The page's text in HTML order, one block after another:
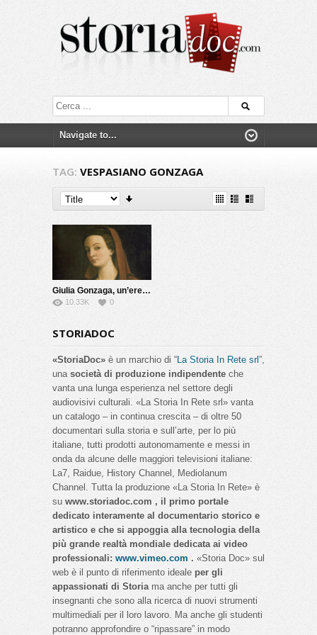
TAG: VESPASIANO GONZAGA
Giulia Gonzaga, un’eretica del Cinquecento
10.33K 0
STORIADOC
«StoriaDoc» è un marchio di “La Storia In Rete srl”,
una società di produzione indipendente che
vanta una lunga esperienza nel settore degli
audiovisivi culturali. «La Storia In Rete srl» vanta
un catalogo – in continua crescita – di oltre 50
documentari sulla storia e sull’arte, per lo più
italiane, tutti prodotti autonomamente e messi in
onda da alcune delle maggiori televisioni italiane:
La7, Raidue, History Channel, Mediolanum
Channel. Tutta la produzione «La Storia In Rete» è
su www.storiadoc.com , il primo portale
dedicato interamente al documentario storico e
artistico e che si appoggia alla tecnologia della
più grande realtà mondiale dedicata ai video
professionali: www.vimeo.com . «Storia Doc» sul
web è il punto di riferimento ideale per gli
appassionati di Storiama anche per tutti gli
insegnanti che sono alla ricerca di nuovi strumenti
multimediali per il loro lavoro. Ma anche gli studenti
potranno approfondire o “ripassare” in modo